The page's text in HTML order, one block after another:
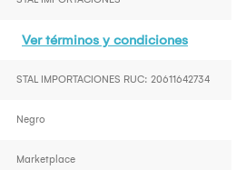
Ver términos y condiciones
STAL IMPORTACIONES RUC: 20611642734
Negro
Marketplace